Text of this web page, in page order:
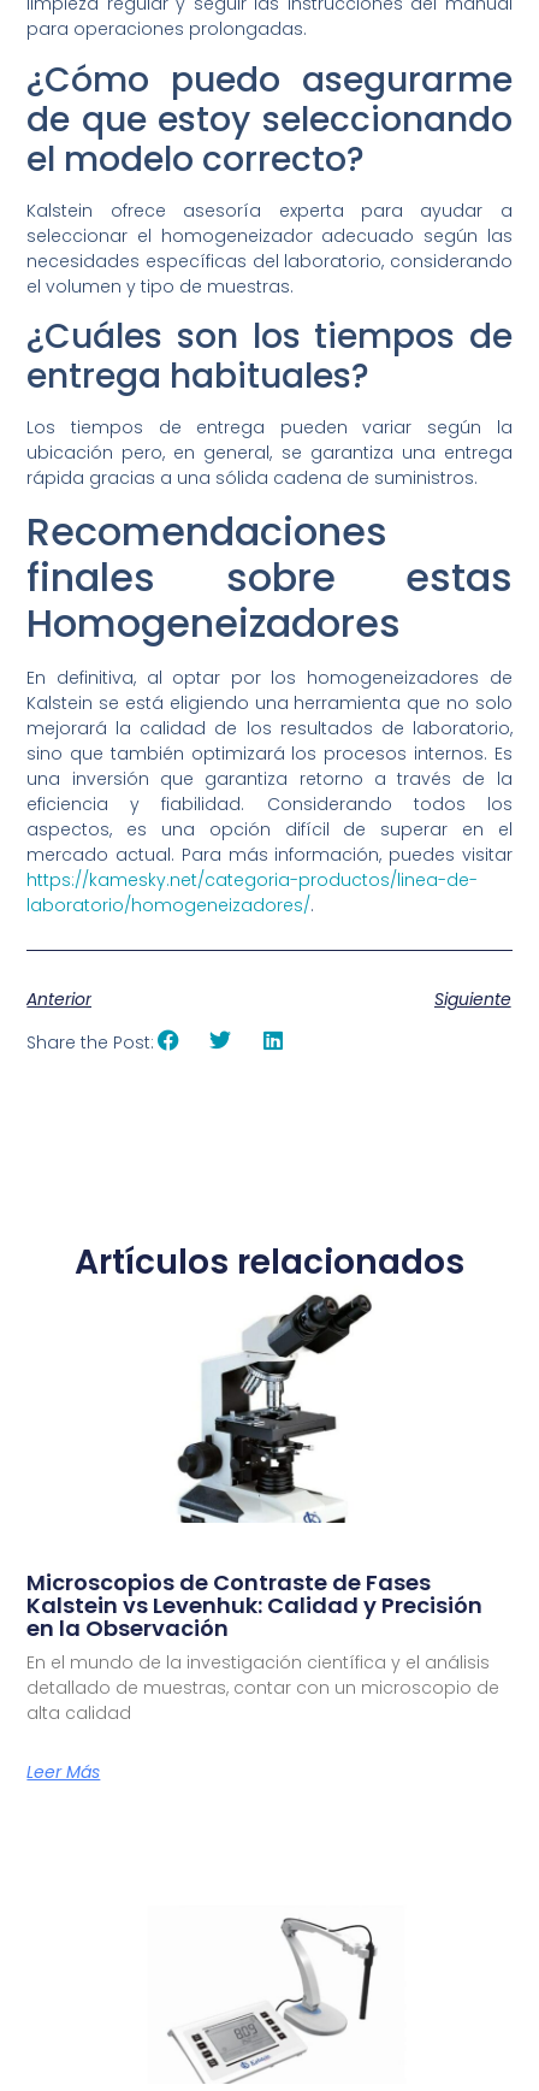
para operaciones prolongadas.
¿Cómo puedo asegurarme
de que estoy seleccionando
el modelo correcto?
Kalstein ofrece asesoría experta para ayudar a
seleccionar el homogeneizador adecuado según las
necesidades específicas del laboratorio, considerando
el volumen y tipo de muestras.
¿Cuáles son los tiempos de
entrega habituales?
Los tiempos de entrega pueden variar según la
ubicación pero, en general, se garantiza una entrega
rápida gracias a una sólida cadena de suministros.
Recomendaciones
finales sobre estas
Homogeneizadores
En definitiva, al optar por los homogeneizadores de
Kalstein se está eligiendo una herramienta que no solo
mejorará la calidad de los resultados de laboratorio,
sino que también optimizará los procesos internos. Es
una inversión que garantiza retorno a través de la
eficiencia y fiabilidad. Considerando todos los
aspectos, es una opción difícil de superar en el
mercado actual. Para más información, puedes visitar
https://kamesky.net/categoria-productos/linea-de-
laboratorio/homogeneizadores/.
Anterior
Siguiente
Share the Post:
Artículos relacionados
Microscopios de Contraste de Fases
Kalstein vs Levenhuk: Calidad y Precisión
en la Observación
En el mundo de la investigación científica y el análisis
detallado de muestras, contar con un microscopio de
alta calidad
Leer Más